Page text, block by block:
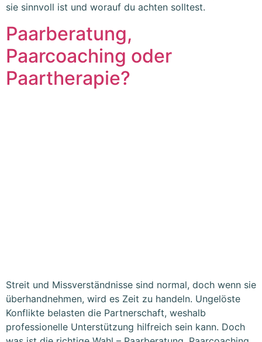
sie sinnvoll ist und worauf du achten solltest.
Paarberatung,
Paarcoaching oder
Paartherapie?
Streit und Missverständnisse sind normal, doch wenn sie
überhandnehmen, wird es Zeit zu handeln. Ungelöste
Konflikte belasten die Partnerschaft, weshalb
professionelle Unterstützung hilfreich sein kann. Doch